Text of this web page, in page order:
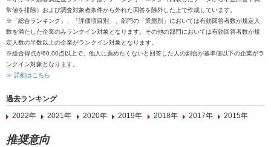
常値を排除）および調査対象者条件から外れた回答を除外した上で作成しています。
※「総合ランキング」、「評価項目別」、部門の「業態別」においては有効回答者数が規定人
数を満たした企業のみランクイン対象となります。その他の部門においては有効回答者数が規
定人数の半数以上の企業がランクイン対象となります。
※総合得点が60.00点以上で、他人に薦めたくないと回答した人の割合が基準値以下の企業がラ
ンクイン対象となります。
≫ 詳細はこちら
過去ランキング
2022年
2021年 2020年 2019年 2018年 2017年 2015年
推奨意向